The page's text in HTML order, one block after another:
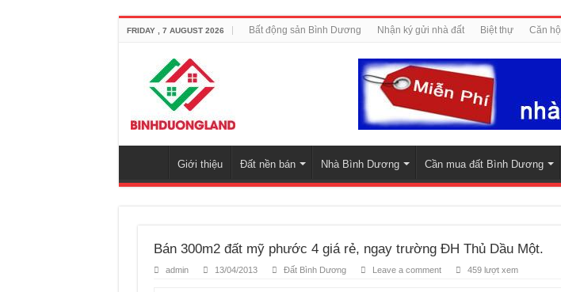
FRIDAY , 7 AUGUST 2026 Bất động sản Bình Dương Nhận ký gửi nhà đất Biệt thự Căn hộ
Giới thiệu Đất nền bán Nhà Bình Dương Cần mua đất Bình Dương
Bán 300m2 đất mỹ phước 4 giá rẻ, ngay trường ĐH Thủ Dầu Một.
admin 13/04/2013 Đất Bình Dương Leave a comment 459 lượt xem